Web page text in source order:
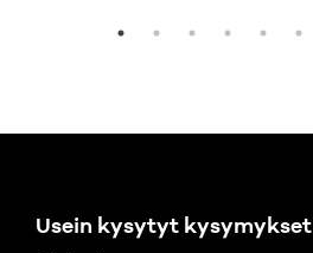
Usein kysytyt kysymykset